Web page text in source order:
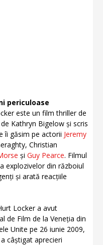
periculoase
este un film thriller de
Kathryn Bigelow și scris
îi găsim pe actorii Jeremy
Christian
și Guy Pearce. Filmul
explozivelor din războiul
și arată reacțiile
Locker a avut
de Film de la Veneția din
Unite pe 26 iunie 2009,
câștigat aprecieri